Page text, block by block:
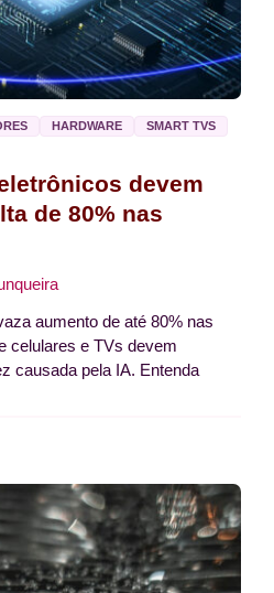
HARDWARE
SMART TVS
devem
de 80% nas
aumento de até 80% nas
celulares e TVs devem
causada pela IA. Entenda